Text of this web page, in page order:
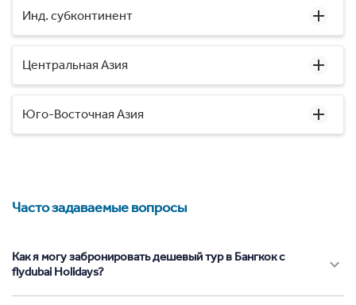
Инд. субконтинент
Центральная Азия
Юго-Восточная Азия
Часто задаваемые вопросы
Как я могу забронировать дешевый тур в Бангкок с
flydubai Holidays?